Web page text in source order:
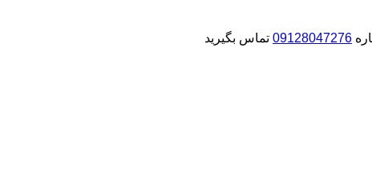
09128047276 تماس بگیرید